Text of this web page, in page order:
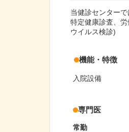
当健診センターで
特定健康診査、
ウイルス検診)
機能・特徴
入院設備
専門医
常勤